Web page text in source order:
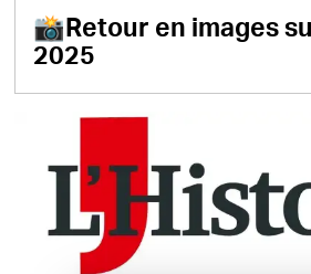
📸Retour en images
2025